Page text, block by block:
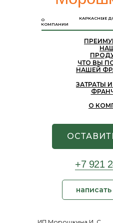
ЧТО ВЫ
НАШЕЙ
О
ЗАТРАТЫ
+7 921
КАРКАСНЫЕ
О
КОМПАНИИ